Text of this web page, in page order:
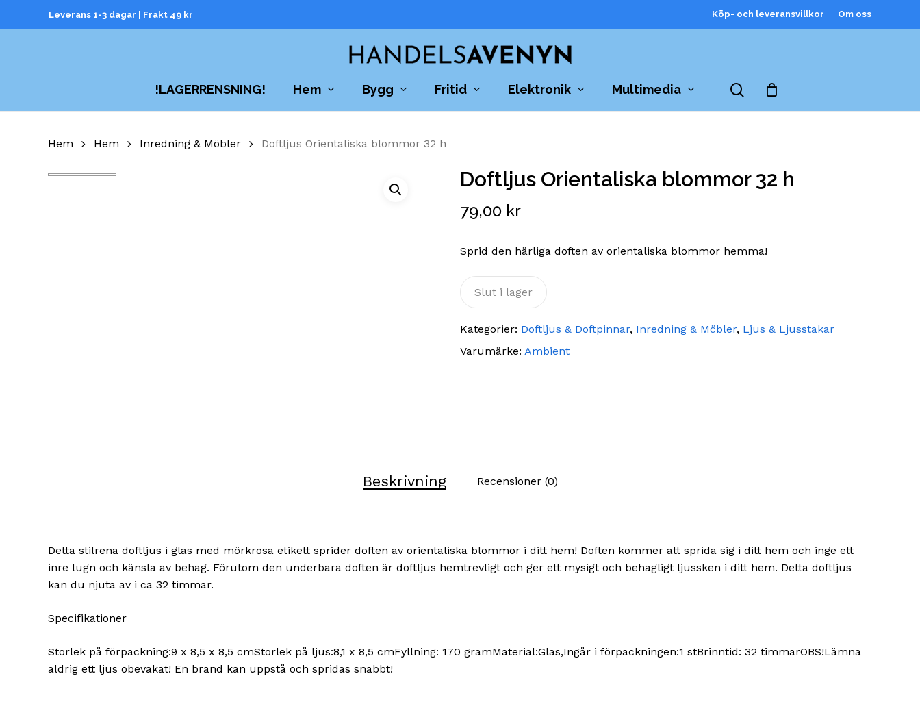
Leverans 1-3 dagar | Frakt 49 kr Köp- och leveransvillkor Om oss
!LAGERRENSNING! Hem Bygg Fritid Elektronik Multimedia search
Cart Close
Hem Hem Inredning & Möbler Doftljus Orientaliska blommor 32 h
Doftljus Orientaliska blommor 32 h
79,00 kr
Sprid den härliga doften av orientaliska blommor hemma!
Slut i lager
Kategorier: Doftljus & Doftpinnar, Inredning & Möbler, Ljus & Ljusstakar
Varumärke: Ambient
Beskrivning Recensioner (0)
Detta stilrena doftljus i glas med mörkrosa etikett sprider doften av orientaliska blommor i ditt hem! Doften kommer att sprida sig i ditt hem och inge ett
inre lugn och känsla av behag. Förutom den underbara doften är doftljus hemtrevligt och ger ett mysigt och behagligt ljussken i ditt hem. Detta doftljus
kan du njuta av i ca 32 timmar.
Specifikationer
Storlek på förpackning:9 x 8,5 x 8,5 cmStorlek på ljus:8,1 x 8,5 cmFyllning: 170 gramMaterial:Glas,Ingår i förpackningen:1 stBrinntid: 32 timmarOBS!Lämna
aldrig ett ljus obevakat! En brand kan uppstå och spridas snabbt!